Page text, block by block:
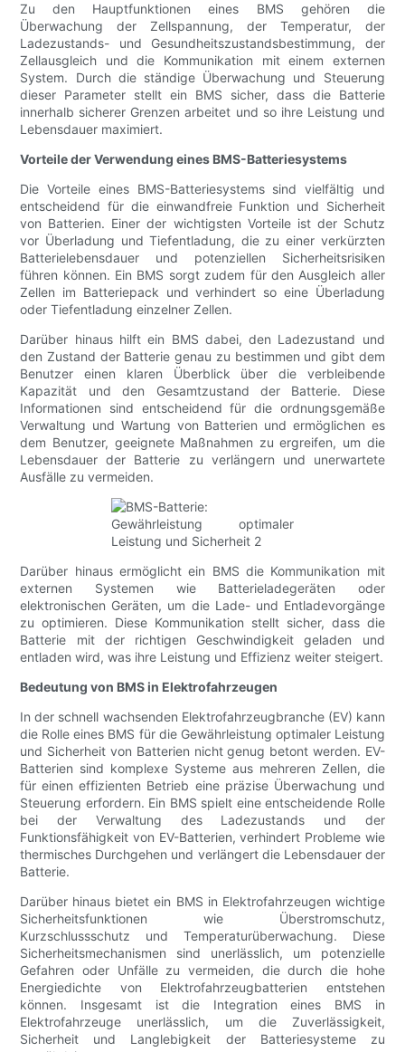
Zu den Hauptfunktionen eines BMS gehören die
Überwachung der Zellspannung, der Temperatur, der
Ladezustands- und Gesundheitszustandsbestimmung, der
Zellausgleich und die Kommunikation mit einem externen
System. Durch die ständige Überwachung und Steuerung
dieser Parameter stellt ein BMS sicher, dass die Batterie
innerhalb sicherer Grenzen arbeitet und so ihre Leistung und
Lebensdauer maximiert.
Vorteile der Verwendung eines BMS-Batteriesystems
Die Vorteile eines BMS-Batteriesystems sind vielfältig und
entscheidend für die einwandfreie Funktion und Sicherheit
von Batterien. Einer der wichtigsten Vorteile ist der Schutz
vor Überladung und Tiefentladung, die zu einer verkürzten
Batterielebensdauer und potenziellen Sicherheitsrisiken
führen können. Ein BMS sorgt zudem für den Ausgleich aller
Zellen im Batteriepack und verhindert so eine Überladung
oder Tiefentladung einzelner Zellen.
Darüber hinaus hilft ein BMS dabei, den Ladezustand und
den Zustand der Batterie genau zu bestimmen und gibt dem
Benutzer einen klaren Überblick über die verbleibende
Kapazität und den Gesamtzustand der Batterie. Diese
Informationen sind entscheidend für die ordnungsgemäße
Verwaltung und Wartung von Batterien und ermöglichen es
dem Benutzer, geeignete Maßnahmen zu ergreifen, um die
Lebensdauer der Batterie zu verlängern und unerwartete
Ausfälle zu vermeiden.
Darüber hinaus ermöglicht ein BMS die Kommunikation mit
externen Systemen wie Batterieladegeräten oder
elektronischen Geräten, um die Lade- und Entladevorgänge
zu optimieren. Diese Kommunikation stellt sicher, dass die
Batterie mit der richtigen Geschwindigkeit geladen und
entladen wird, was ihre Leistung und Effizienz weiter steigert.
Bedeutung von BMS in Elektrofahrzeugen
In der schnell wachsenden Elektrofahrzeugbranche (EV) kann
die Rolle eines BMS für die Gewährleistung optimaler Leistung
und Sicherheit von Batterien nicht genug betont werden. EV-
Batterien sind komplexe Systeme aus mehreren Zellen, die
für einen effizienten Betrieb eine präzise Überwachung und
Steuerung erfordern. Ein BMS spielt eine entscheidende Rolle
bei der Verwaltung des Ladezustands und der
Funktionsfähigkeit von EV-Batterien, verhindert Probleme wie
thermisches Durchgehen und verlängert die Lebensdauer der
Batterie.
Darüber hinaus bietet ein BMS in Elektrofahrzeugen wichtige
Sicherheitsfunktionen wie Überstromschutz,
Kurzschlussschutz und Temperaturüberwachung. Diese
Sicherheitsmechanismen sind unerlässlich, um potenzielle
Gefahren oder Unfälle zu vermeiden, die durch die hohe
Energiedichte von Elektrofahrzeugbatterien entstehen
können. Insgesamt ist die Integration eines BMS in
Elektrofahrzeuge unerlässlich, um die Zuverlässigkeit,
Sicherheit und Langlebigkeit der Batteriesysteme zu